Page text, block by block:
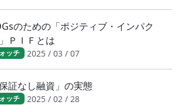
のための「ポジティブ・インパク
ＰＩＦとは
ッチ 2025 / 03 / 07
証なし融資」の実態
ッチ 2025 / 02 / 28